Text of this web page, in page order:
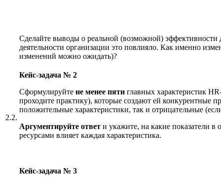
Сделайте выводы о реальной (возможной) эффективности
деятельности организации это повлияло. Как именно
изменений можно ожидать)?
2.2.
Кейс-задача № 2
Сформулируйте не менее пяти главных характеристик
проходите практику), которые создают ей конкурентные
положительные характеристики, так и отрицательные
Аргументируйте ответ и укажите, на какие показатели в
ресурсами влияет каждая характеристика.
Кейс-задача № 3